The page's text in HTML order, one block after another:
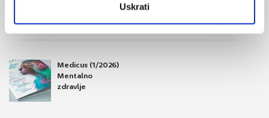
Uskrati
Vitamin D: optimalne razine i način primjene
Medicus (1/2026)
Mentalno
zdravlje